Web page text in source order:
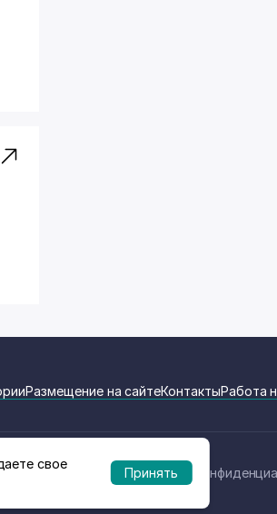
Размещение на сайтеКонтактыРабота
Политика
свое
Принять